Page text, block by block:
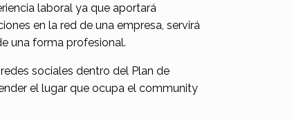
laboral ya que aportará
en la red de una empresa, servirá
una forma profesional.
sociales dentro del Plan de
el lugar que ocupa el community